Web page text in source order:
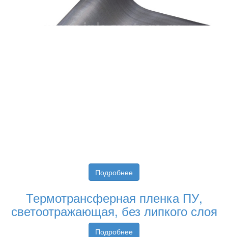
Подробнее
Термотрансферная пленка ПУ,
светоотражающая, без липкого слоя
Подробнее